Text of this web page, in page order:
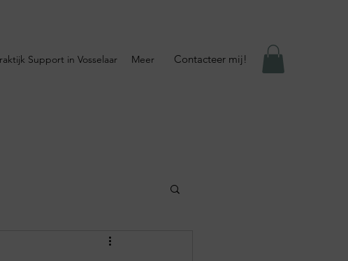
Support in Vosselaar Meer Contacteer mij!